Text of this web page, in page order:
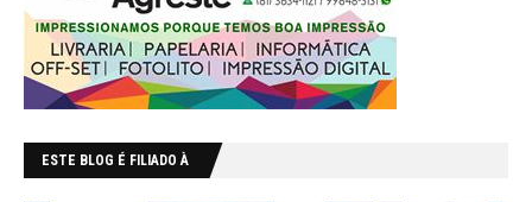
ESTE BLOG É FILIADO À